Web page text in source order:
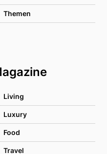
Themen
Living
Luxury
Food
Travel